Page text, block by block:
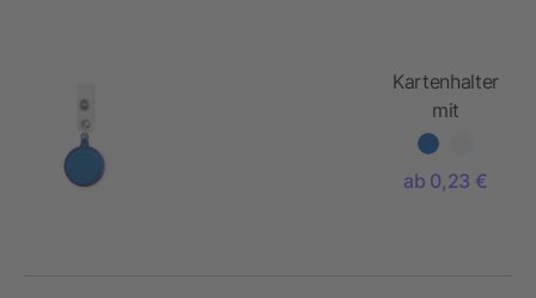
Kartenhalter
mit
Metallclip
ab 0,23 €